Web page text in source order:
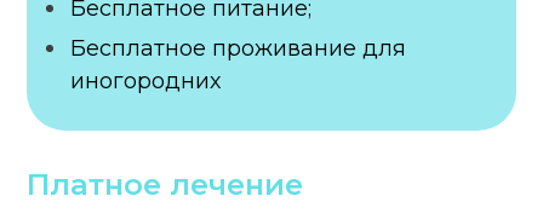
Бесплатное питание;
Бесплатное проживание для
иногородних
Платное лечение